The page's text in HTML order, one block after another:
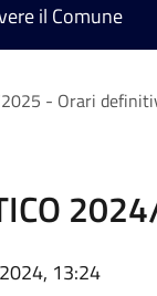
il Comune
2025 - Orari
13:24